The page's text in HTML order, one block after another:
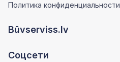
Политика конфиденциальности
Būvserviss.lv
Соцсети